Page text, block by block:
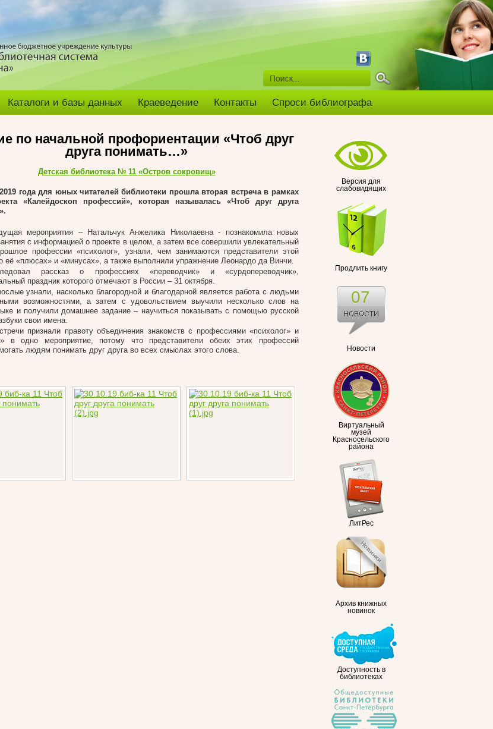
Каталоги и базы данных Краеведение Контакты Спроси библиографа
Версия для
слабовидящих
Продлить книгу
Новости
07
Виртуальный
музей
Красносельского
района
ЛитРес
Архив книжных
новинок
Доступность в
библиотеках
по начальной профориентации «Чтоб друг
друга понимать…»
Детская библиотека № 11 «Остров сокровищ»
года для юных читателей библиотеки прошла вторая встреча в рамках
«Калейдоскоп профессий», которая называлась «Чтоб друг друга
мероприятия – Натальчук Анжелика Николаевна - познакомила новых
с информацией о проекте в целом, а затем все совершили увлекательный
профессии «психолог», узнали, чем занимаются представители этой
её «плюсах» и «минусах», а также выполнили упражнение Леонардо да Винчи.
рассказ о профессиях «переводчик» и «сурдопереводчик»,
праздник которого отмечают в России – 31 октября.
узнали, насколько благородной и благодарной является работа с людьми
возможностями, а затем с удовольствием выучили несколько слов на
и получили домашнее задание – научиться показывать с помощью русской
свои имена.
признали правоту объединения знакомств с профессиями «психолог» и
в одно мероприятие, потому что представители обеих этих профессий
людям понимать друг друга во всех смыслах этого слова.